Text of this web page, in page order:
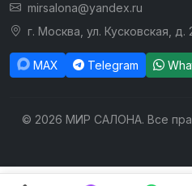
mirsalona@yandex.ru
г. Москва, ул. Кусковская, д.
MAX Telegram
© 2026 МИР САЛОНА. Все